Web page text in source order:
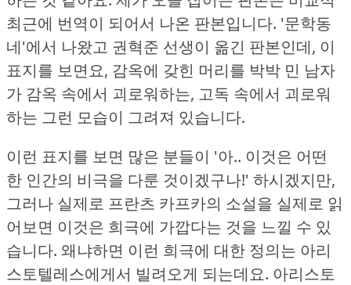
최근에 번역이 되어서 나온 판본입니다. '문학동
네'에서 나왔고 권혁준 선생이 옮긴 판본인데, 이
표지를 보면요, 감옥에 갖힌 머리를 박박 민 남자
가 감옥 속에서 괴로워하는, 고독 속에서 괴로워
하는 그런 모습이 그려져 있습니다.
이런 표지를 보면 많은 분들이 '아.. 이것은 어떤
한 인간의 비극을 다룬 것이겠구나!' 하시겠지만,
그러나 실제로 프란츠 카프카의 소설을 실제로 읽
어보면 이것은 희극에 가깝다는 것을 느낄 수 있
습니다. 왜냐하면 이런 희극에 대한 정의는 아리
스토텔레스에게서 빌려오게 되는데요. 아리스토